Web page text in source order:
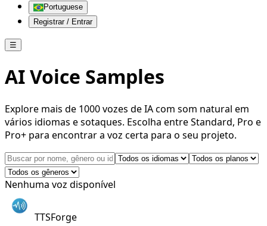
Portuguese
Registrar / Entrar
☰
AI Voice Samples
Explore mais de 1000 vozes de IA com som natural em
vários idiomas e sotaques. Escolha entre Standard, Pro e
Pro+ para encontrar a voz certa para o seu projeto.
Nenhuma voz disponível
TTSForge